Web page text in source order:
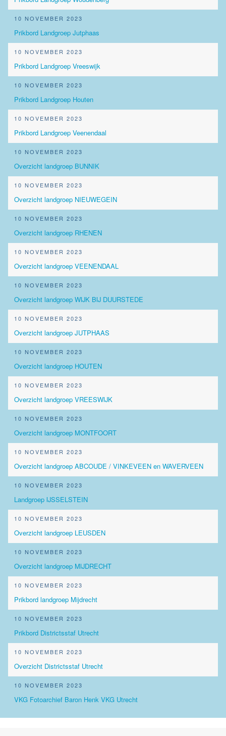
10 NOVEMBER 2023
Prikbord Landgroep Jutphaas
10 NOVEMBER 2023
Prikbord Landgroep Vreeswijk
10 NOVEMBER 2023
Prikbord Landgroep Houten
10 NOVEMBER 2023
Prikbord Landgroep Veenendaal
10 NOVEMBER 2023
Overzicht landgroep BUNNIK
10 NOVEMBER 2023
Overzicht landgroep NIEUWEGEIN
10 NOVEMBER 2023
Overzicht landgroep RHENEN
10 NOVEMBER 2023
Overzicht landgroep VEENENDAAL
10 NOVEMBER 2023
Overzicht landgroep WIJK BIJ DUURSTEDE
10 NOVEMBER 2023
Overzicht landgroep JUTPHAAS
10 NOVEMBER 2023
Overzicht landgroep HOUTEN
10 NOVEMBER 2023
Overzicht landgroep VREESWIJK
10 NOVEMBER 2023
Overzicht landgroep MONTFOORT
10 NOVEMBER 2023
Overzicht landgroep ABCOUDE / VINKEVEEN en WAVERVEEN
10 NOVEMBER 2023
Landgroep IJSSELSTEIN
10 NOVEMBER 2023
Overzicht landgroep LEUSDEN
10 NOVEMBER 2023
Overzicht landgroep MIJDRECHT
10 NOVEMBER 2023
Prikbord landgroep Mijdrecht
10 NOVEMBER 2023
Prikbord Districtsstaf Utrecht
10 NOVEMBER 2023
Overzicht Districtsstaf Utrecht
10 NOVEMBER 2023
VKG Fotoarchief Baron Henk VKG Utrecht